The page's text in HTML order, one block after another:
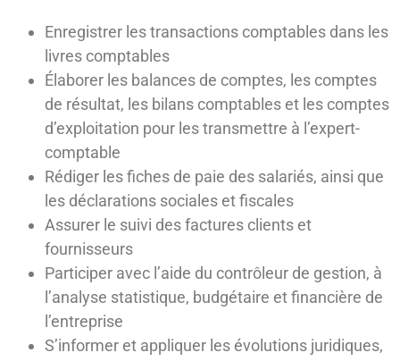
Enregistrer les transactions comptables dans les
livres comptables
Élaborer les balances de comptes, les comptes
de résultat, les bilans comptables et les comptes
d’exploitation pour les transmettre à l’expert-
comptable
Rédiger les fiches de paie des salariés, ainsi que
les déclarations sociales et fiscales
Assurer le suivi des factures clients et
fournisseurs
Participer avec l’aide du contrôleur de gestion, à
l’analyse statistique, budgétaire et financière de
l’entreprise
S’informer et appliquer les évolutions juridiques,